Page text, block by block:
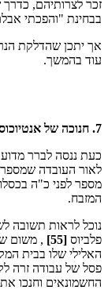
זכר לצרותיהם, כדרך
בבחינת "והפכתי
אך יתכן שהדלקת
עוד בהמשך.
7. חנוכה של אנטיוכוס
כעת ננסה לברר
לאור העובדה
מספר לפני כ"ה
המזבח.
נוכל לראות תשובה
פלביוס [55]
, משום
האלילי שלו בבית
פסל של עבודה זרה
החשמונאים וחנכו